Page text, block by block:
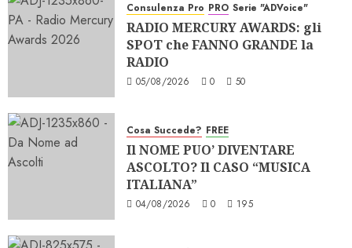
Consulenza Pro PRO Serie "ADVoice"
RADIO MERCURY AWARDS: gli
SPOT che FANNO GRANDE la
RADIO
05/08/2026 0 50
Cosa Succede? FREE
Il NOME PUO’ DIVENTARE
ASCOLTO? Il CASO “MUSICA
ITALIANA”
04/08/2026 0 195